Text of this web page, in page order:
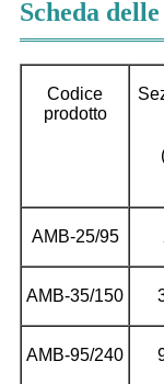
Scheda
Codice
prodotto
AMB-25/95
AMB-35/150
AMB-95/240